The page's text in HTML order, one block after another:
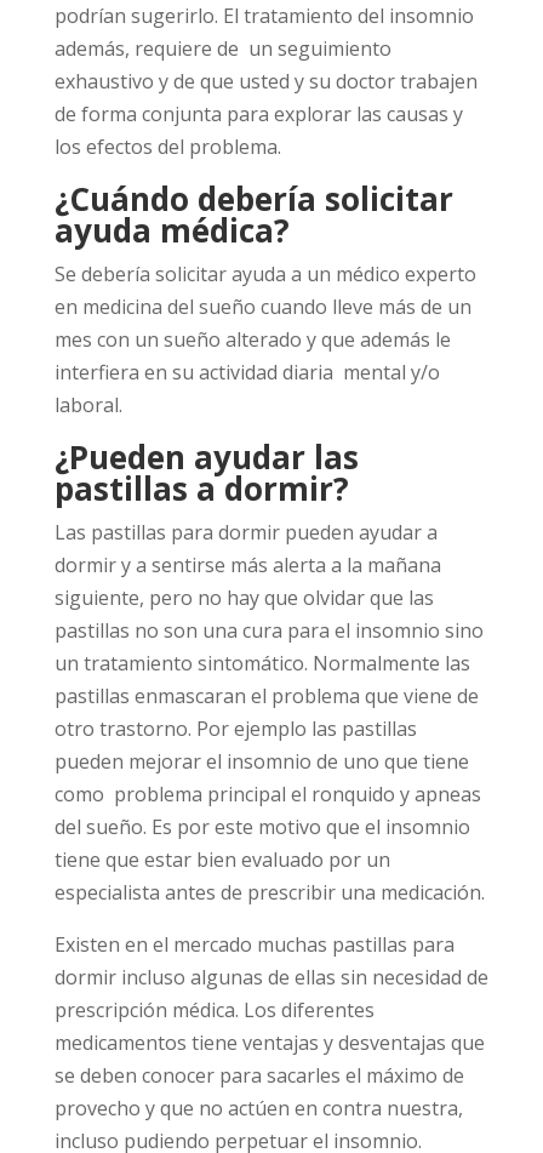
podrían sugerirlo. El tratamiento del insomnio
además, requiere de un seguimiento
exhaustivo y de que usted y su doctor trabajen
de forma conjunta para explorar las causas y
los efectos del problema.
¿Cuándo debería solicitar
ayuda médica?
Se debería solicitar ayuda a un médico experto
en medicina del sueño cuando lleve más de un
mes con un sueño alterado y que además le
interfiera en su actividad diaria mental y/o
laboral.
¿Pueden ayudar las
pastillas a dormir?
Las pastillas para dormir pueden ayudar a
dormir y a sentirse más alerta a la mañana
siguiente, pero no hay que olvidar que las
pastillas no son una cura para el insomnio sino
un tratamiento sintomático. Normalmente las
pastillas enmascaran el problema que viene de
otro trastorno. Por ejemplo las pastillas
pueden mejorar el insomnio de uno que tiene
como problema principal el ronquido y apneas
del sueño. Es por este motivo que el insomnio
tiene que estar bien evaluado por un
especialista antes de prescribir una medicación.
Existen en el mercado muchas pastillas para
dormir incluso algunas de ellas sin necesidad de
prescripción médica. Los diferentes
medicamentos tiene ventajas y desventajas que
se deben conocer para sacarles el máximo de
provecho y que no actúen en contra nuestra,
incluso pudiendo perpetuar el insomnio.